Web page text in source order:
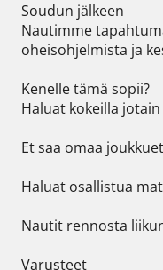
Soudun jälkeen
Nautimme
oheisohjelmista ja
Kenelle tämä sopii?
Haluat kokeilla
Et saa omaa
Haluat osallistua
Nautit rennosta
Varusteet